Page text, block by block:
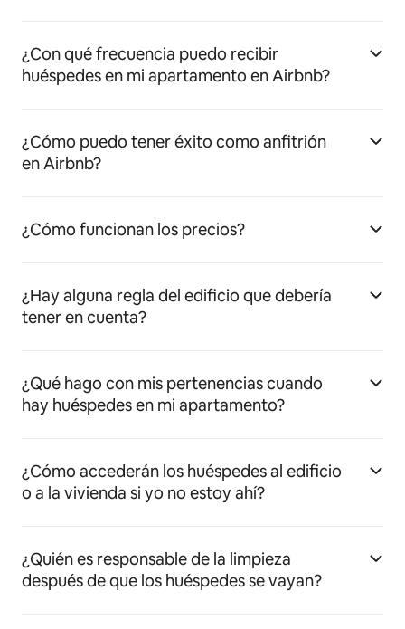
¿Con qué frecuencia puedo recibir
huéspedes en mi apartamento en Airbnb?
¿Cómo puedo tener éxito como anfitrión
en Airbnb?
¿Cómo funcionan los precios?
¿Hay alguna regla del edificio que debería
tener en cuenta?
¿Qué hago con mis pertenencias cuando
hay huéspedes en mi apartamento?
¿Cómo accederán los huéspedes al edificio
o a la vivienda si yo no estoy ahí?
¿Quién es responsable de la limpieza
después de que los huéspedes se vayan?